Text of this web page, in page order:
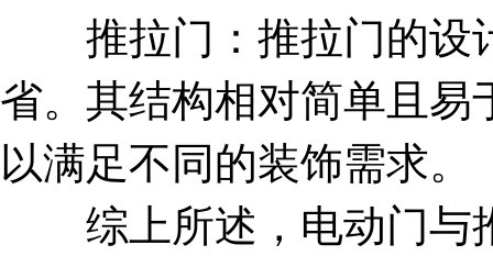
推拉门：推拉门的设
省。其结构相对简单且易
以满足不同的装饰需求。
综上所述，电动门与